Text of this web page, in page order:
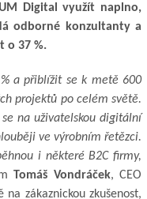
Digital využít naplno,
odborné konzultanty a
o 37 %.
a přiblížit se k metě 600
projektů po celém světě.
na uživatelskou digitální
ve výrobním řetězci.
i některé B2C firmy,
Tomáš Vondráček, CEO
zákaznickou zkušenost,